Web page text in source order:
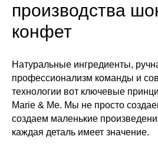
производства
конфет
Натуральные ингредиенты,
профессионализм команды и
технологии вот ключевые
Marie & Me. Мы не просто
создаем маленькие
каждая деталь имеет значение.